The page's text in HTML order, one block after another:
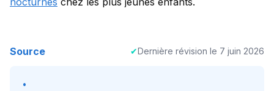
Source ✔Dernière révision le 7 juin 2026
•